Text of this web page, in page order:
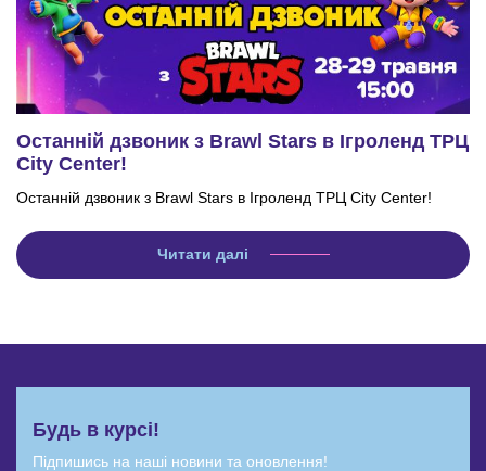
Останній дзвоник з Brawl Stars в Ігроленд ТРЦ
City Center!
Останній дзвоник з Brawl Stars в Ігроленд ТРЦ City Center!
Читати далі
Будь в курсі!
Підпишись на наші новини та оновлення!